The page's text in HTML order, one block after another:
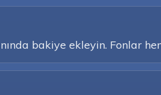
bakiye ekleyin. Fonlar